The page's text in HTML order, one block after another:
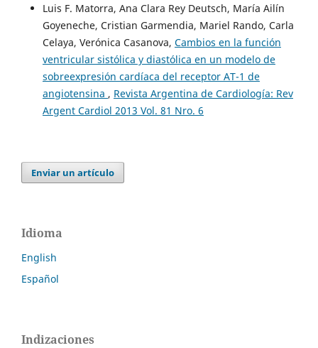
Luis F. Matorra, Ana Clara Rey Deutsch, María Ailín
Goyeneche, Cristian Garmendia, Mariel Rando, Carla
Celaya, Verónica Casanova, Cambios en la función
ventricular sistólica y diastólica en un modelo de
sobreexpresión cardíaca del receptor AT-1 de
angiotensina , Revista Argentina de Cardiología: Rev
Argent Cardiol 2013 Vol. 81 Nro. 6
Enviar un artículo
Idioma
English
Español
Indizaciones